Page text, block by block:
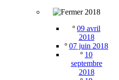
2018
º 09 avril
2018
º 07 juin 2018
º 10
septembre
2018